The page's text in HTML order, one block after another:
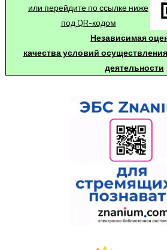
или перейдите по ссылке ниже
под QR-кодом
Независимая
качества условий
деятельности